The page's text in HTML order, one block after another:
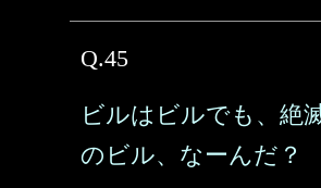
Q.45
ビルはビルでも、絶
のビル、なーんだ？